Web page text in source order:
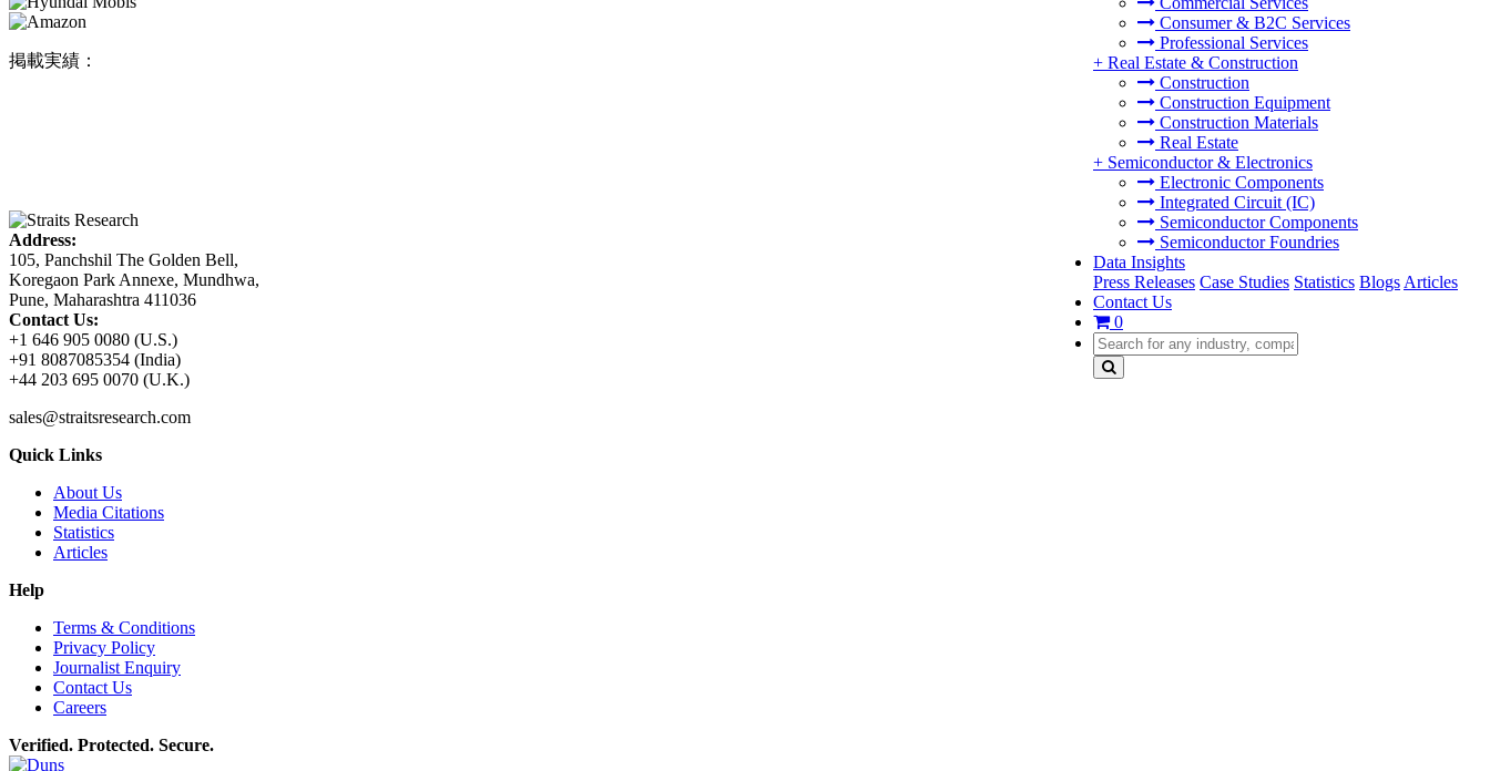
Consumer & B2C Services
Professional Services
+ Real Estate & Construction
Construction
Construction Equipment
Construction Materials
Real Estate
+ Semiconductor & Electronics
Electronic Components
Integrated Circuit (IC)
Semiconductor Components
Semiconductor Foundries
Data Insights
Press Releases Case Studies Statistics Blogs Articles
Contact Us
0
掲載実績：
Address:
105, Panchshil The Golden Bell,
Koregaon Park Annexe, Mundhwa,
Pune, Maharashtra 411036
Contact Us:
+1 646 905 0080 (U.S.)
+91 8087085354 (India)
+44 203 695 0070 (U.K.)
sales@straitsresearch.com
Quick Links
About Us
Media Citations
Statistics
Articles
Help
Terms & Conditions
Privacy Policy
Journalist Enquiry
Contact Us
Careers
Verified. Protected. Secure.